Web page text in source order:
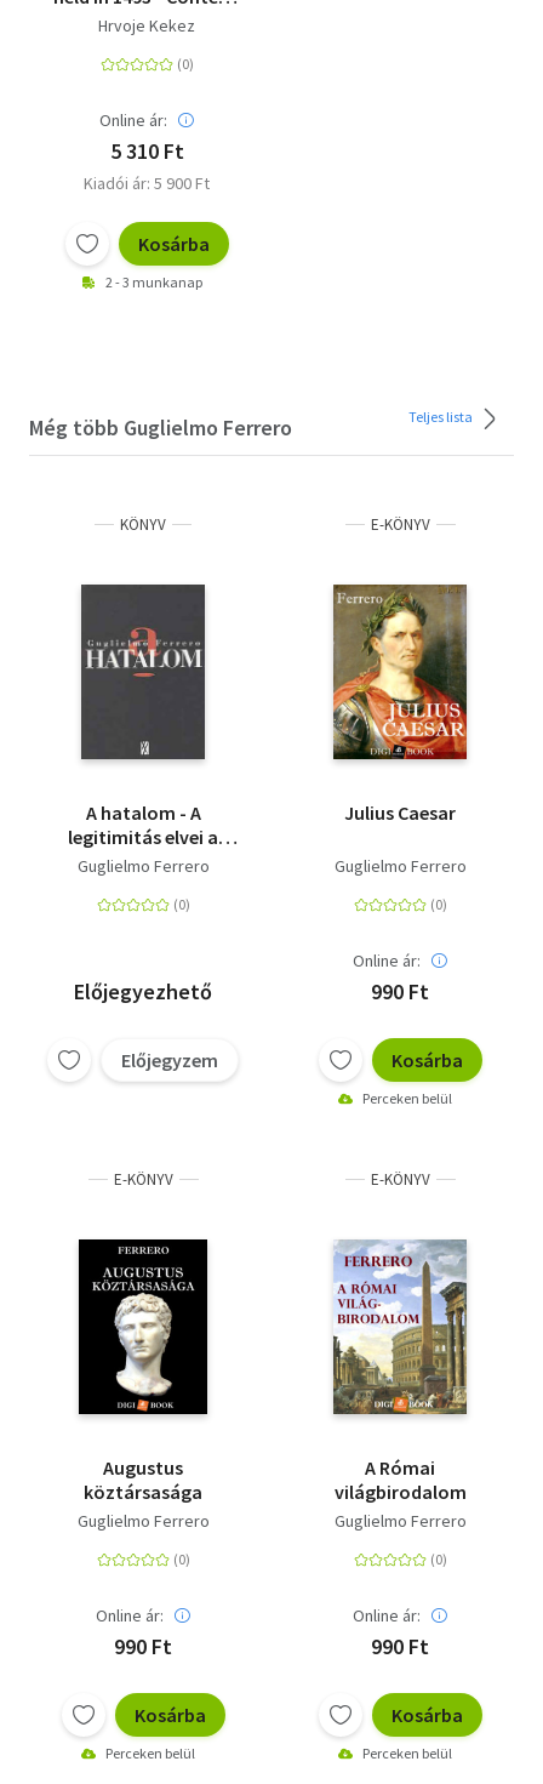
event, consequences
Hrvoje Kekez
Online ár:
5 310 Ft
Kiadói ár: 5 900 Ft
Kosárba
2 - 3 munkanap
Még több Guglielmo Ferrero Teljes lista
KÖNYV
A hatalom - A
legitimitás elvei a
történelemben
Guglielmo Ferrero
Előjegyezhető
Előjegyzem
E-KÖNYV
Julius Caesar
Guglielmo Ferrero
Online ár:
990 Ft
Kosárba
Perceken belül
E-KÖNYV
Augustus
köztársasága
Guglielmo Ferrero
Online ár:
990 Ft
Kosárba
Perceken belül
E-KÖNYV
A Római
világbirodalom
Guglielmo Ferrero
Online ár:
990 Ft
Kosárba
Perceken belül